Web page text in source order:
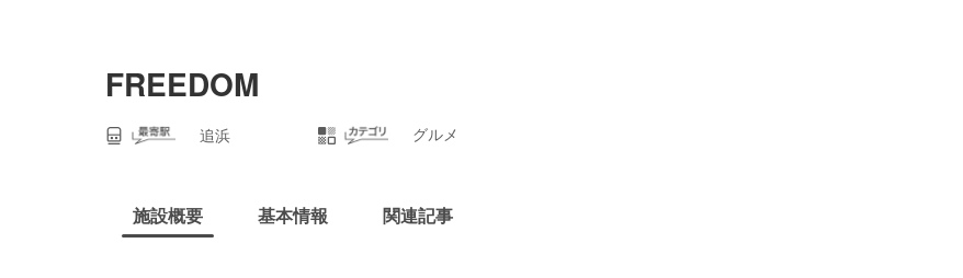
FREEDOM
追浜 グルメ
施設概要 基本情報 関連記事